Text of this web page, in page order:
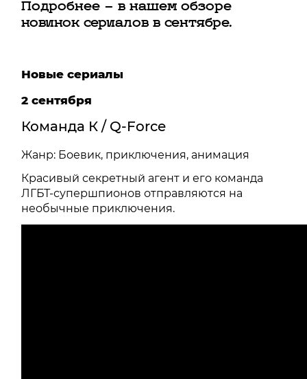
Подробнее — в нашем обзоре
новинок сериалов в сентябре.
Новые сериалы
2 сентября
Команда К / Q-Force
Жанр: Боевик, приключения, анимация
Красивый секретный агент и его команда
ЛГБТ-супершпионов отправляются на
необычные приключения.